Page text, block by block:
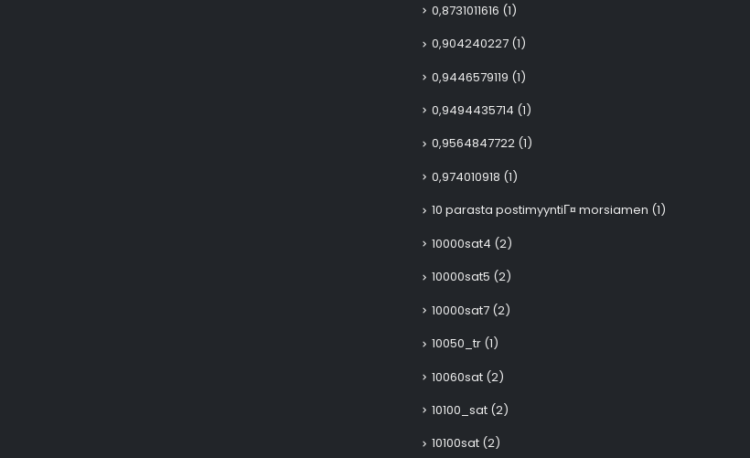
0,8731011616 (1)
0,904240227 (1)
0,9446579119 (1)
0,9494435714 (1)
0,9564847722 (1)
0,974010918 (1)
10 parasta postimyyntiГ¤ morsiamen (1)
10000sat4 (2)
10000sat5 (2)
10000sat7 (2)
10050_tr (1)
10060sat (2)
10100_sat (2)
10100sat (2)